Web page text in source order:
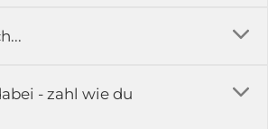
& Bewertungen
- zahl wie du